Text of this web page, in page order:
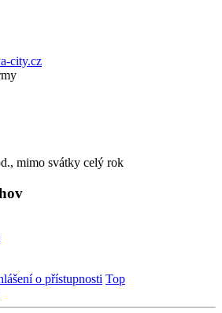
city.cz
mimo svátky celý rok
o přístupnosti Top